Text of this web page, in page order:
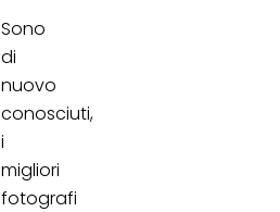
Sono
di
nuovo
conosciuti,
i
migliori
fotografi